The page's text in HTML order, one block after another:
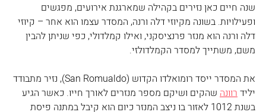
שנה חיים כאן נזירים בקהילה שמארגנת אירועים, מפגשים
ופעילויות. בשונה מקיוזי דלה ורנה, המסדר עצמו הוא אחר – קיוזי
דלה ורנה הוא מנזר פרנציסקני, ואילו קמלדולי, כפי שניתן להבין
משם, משתייך למסדר הקמלדולזי.
את המסדר ייסד רומואלדו הקדוש (San Romualdo), נזיר מתבודד
יליד רוונה שהקים ושיקם מספר מנזרים לאורך חייו. כאשר הגיע
בשנת 1012 לאזור בו ניצב המנזר כיום הוא קיבל במתנה פיסת